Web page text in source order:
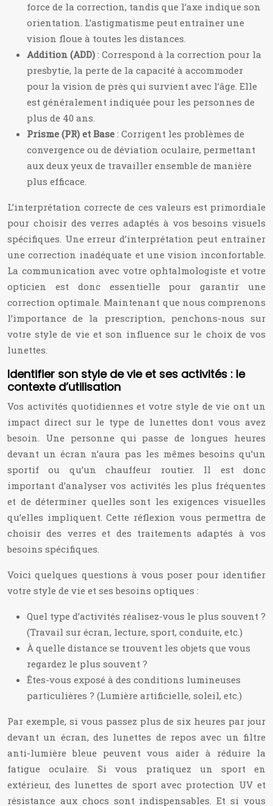
force de la correction, tandis que l’axe indique son
orientation. L’astigmatisme peut entraîner une
vision floue à toutes les distances.
Addition (ADD) : Correspond à la correction pour la
presbytie, la perte de la capacité à accommoder
pour la vision de près qui survient avec l’âge. Elle
est généralement indiquée pour les personnes de
plus de 40 ans.
Prisme (PR) et Base : Corrigent les problèmes de
convergence ou de déviation oculaire, permettant
aux deux yeux de travailler ensemble de manière
plus efficace.
L’interprétation correcte de ces valeurs est primordiale
pour choisir des verres adaptés à vos besoins visuels
spécifiques. Une erreur d’interprétation peut entraîner
une correction inadéquate et une vision inconfortable.
La communication avec votre ophtalmologiste et votre
opticien est donc essentielle pour garantir une
correction optimale. Maintenant que nous comprenons
l’importance de la prescription, penchons-nous sur
votre style de vie et son influence sur le choix de vos
lunettes.
Identifier son style de vie et ses activités : le
contexte d’utilisation
Vos activités quotidiennes et votre style de vie ont un
impact direct sur le type de lunettes dont vous avez
besoin. Une personne qui passe de longues heures
devant un écran n’aura pas les mêmes besoins qu’un
sportif ou qu’un chauffeur routier. Il est donc
important d’analyser vos activités les plus fréquentes
et de déterminer quelles sont les exigences visuelles
qu’elles impliquent. Cette réflexion vous permettra de
choisir des verres et des traitements adaptés à vos
besoins spécifiques.
Voici quelques questions à vous poser pour identifier
votre style de vie et ses besoins optiques :
Quel type d’activités réalisez-vous le plus souvent ?
(Travail sur écran, lecture, sport, conduite, etc.)
À quelle distance se trouvent les objets que vous
regardez le plus souvent ?
Êtes-vous exposé à des conditions lumineuses
particulières ? (Lumière artificielle, soleil, etc.)
Par exemple, si vous passez plus de six heures par jour
devant un écran, des lunettes de repos avec un filtre
anti-lumière bleue peuvent vous aider à réduire la
fatigue oculaire. Si vous pratiquez un sport en
extérieur, des lunettes de sport avec protection UV et
résistance aux chocs sont indispensables. Et si vous